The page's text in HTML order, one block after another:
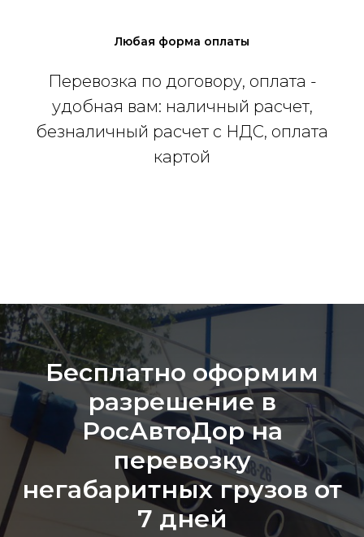
Любая форма оплаты
Перевозка по договору, оплата -
удобная вам: наличный расчет,
безналичный расчет с НДС, оплата
картой
Бесплатно оформим
разрешение в
РосАвтоДор на
перевозку
негабаритных грузов от
7 дней